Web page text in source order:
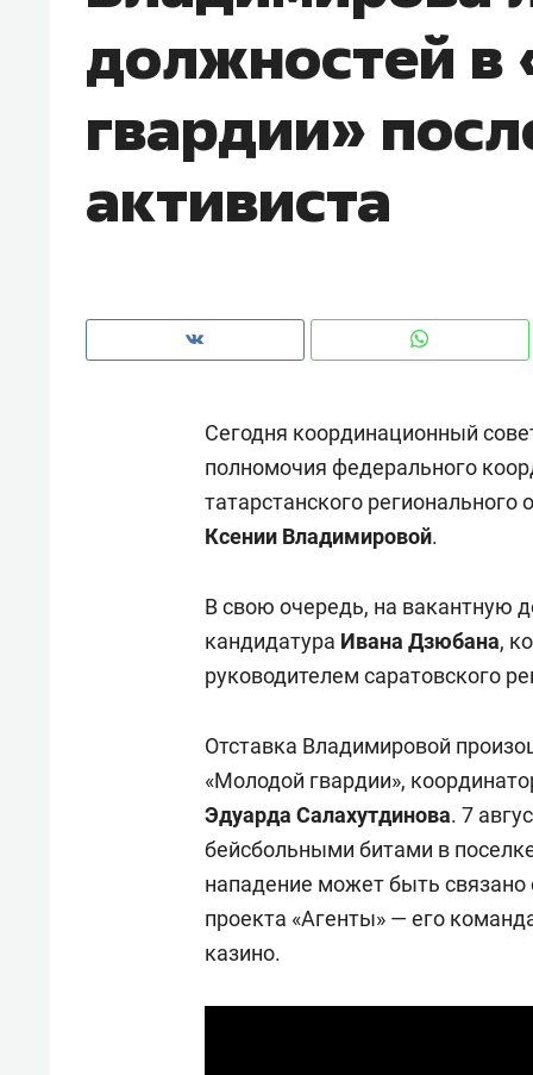
должностей
гвардии»
активиста
Сегодня координационный
полномочия федерального
татарстанского
Ксении Владимировой.
В свою очередь, на вакантную
кандидатура Ивана Дзюбана,
руководителем саратовского
Отставка Владимировой
«Молодой гвардии»,
Эдуарда Салахутдинова. 7
бейсбольными битами в
нападение может быть
проекта «Агенты» — его
казино.
Как бизнесу выйти на зарубежные
рынки, почему надо знать
чем интересен Оман?
Рекомендуем
Мексика, рок-концерт
и вагон с чак-чаком: как
в Менделеевске прошла
30